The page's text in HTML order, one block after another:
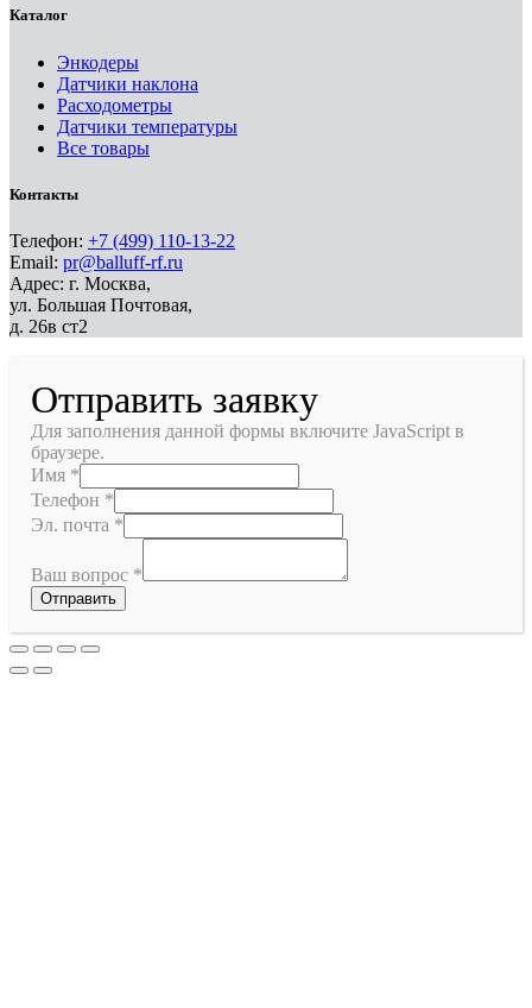
Каталог
Энкодеры
Датчики наклона
Расходометры
Датчики температуры
Все товары
Контакты
Телефон: +7 (499) 110-13-22
Email: pr@balluff-rf.ru
Адрес: г. Москва,
ул. Большая Почтовая,
д. 26в ст2
Отправить заявку
Для заполнения данной формы включите JavaScript в
браузере.
Имя *
Телефон *
Эл. почта *
Ваш вопрос *
Отправить